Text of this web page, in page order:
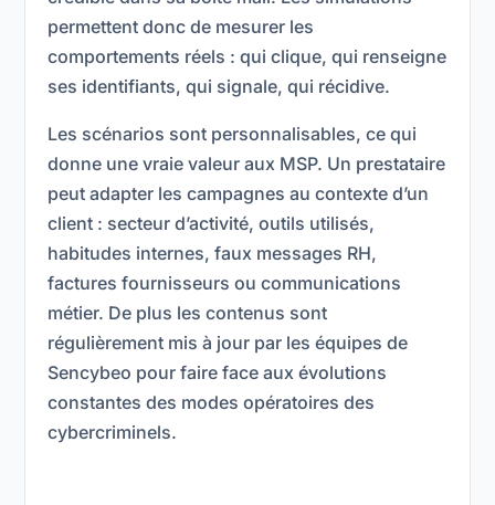
permettent donc de mesurer les
comportements réels : qui clique, qui renseigne
ses identifiants, qui signale, qui récidive.
Les scénarios sont personnalisables, ce qui
donne une vraie valeur aux MSP. Un prestataire
peut adapter les campagnes au contexte d’un
client : secteur d’activité, outils utilisés,
habitudes internes, faux messages RH,
factures fournisseurs ou communications
métier. De plus les contenus sont
régulièrement mis à jour par les équipes de
Sencybeo pour faire face aux évolutions
constantes des modes opératoires des
cybercriminels.